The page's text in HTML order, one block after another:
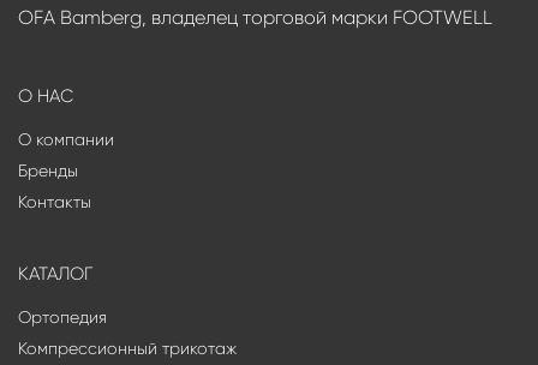
OFA Bamberg, владелец торговой марки FOOTWELL
О НАС
О компании
Бренды
Контакты
КАТАЛОГ
Ортопедия
Компрессионный трикотаж